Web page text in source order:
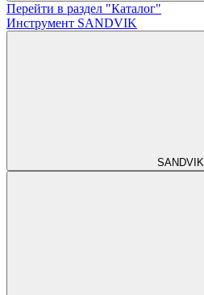
Перейти в раздел "Каталог"
Инструмент SANDVIK
SANDVIK